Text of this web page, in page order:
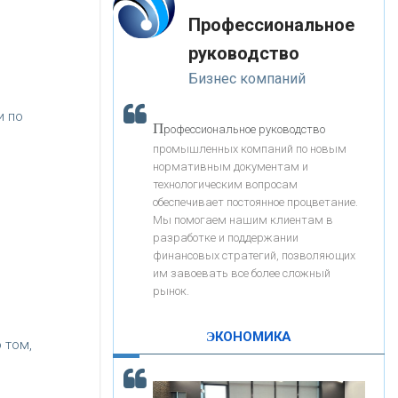
по
том,
«ЗАПСИБКОМБАНК»
«РОСЕВРОБАНК»
«ПРЕСС-СЛУЖБА ВТБ24»
«АВТОГРАДБАНК»
«ПРОМРЕГИОНБАНК»
ОНАС
КОНТАКТЫ
корость - один из главных трендов в
кредитовании бизнеса - «Интервью»
-- Лучшее, что можно сделать с хорошим советом, это
пропустить его мимо ушей. Он никогда не бывает
полезен никому, кроме того, кто его дал.
-- Люблю давать советы и очень не люблю, когда их
дают мне.
Профессиональное
руководство
Бизнес компаний
Профессиональное руководство
промышленных компаний по новым
нормативным документам и
технологическим вопросам
обеспечивает постоянное процветание.
Мы помогаем нашим клиентам в
разработке и поддержании
финансовых стратегий, позволяющих
им завоевать все более сложный
рынок.
ЭКОНОМИКА